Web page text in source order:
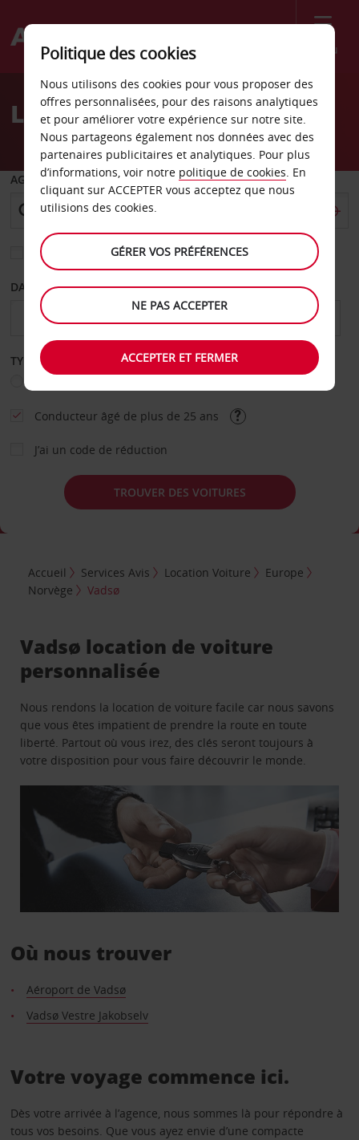
Menu
Welcome
AvisLocation de voiture Vadsø
AGENCE DE DÉPART
Sélectionnez une autre agence de retour
DATE DE DÉPART DATE DE RETOUR
TYPE DE LOCATION
Conducteur âgé de plus de 25 ans
J’ai un code de réduction
TROUVER DES VOITURES
Accueil Services Avis Location Voiture
Europe
Norvège
Vadsø
Vadsø location de voiture
personnalisée
Nous rendons la location de voiture facile car nous savons
que vous êtes impatient de prendre la route en toute
liberté. Partout où vous irez, des clés seront toujours à
votre disposition pour vous faire découvrir le monde.
Où nous trouver
Aéroport de Vadsø
Vadsø Vestre Jakobselv
Votre voyage commence ici.
Dès votre arrivée à l’agence, nous sommes là pour répondre à
tous vos besoins. Que vous ayez envie d’une compacte
Politique des cookies
Nous utilisons des cookies pour vous proposer des
offres personnalisées, pour des raisons analytiques
et pour améliorer votre expérience sur notre site.
Nous partageons également nos données avec des
partenaires publicitaires et analytiques. Pour plus
d’informations, voir notre politique de cookies. En
cliquant sur ACCEPTER vous acceptez que nous
utilisions des cookies.
GÉRER VOS PRÉFÉRENCES
NE PAS ACCEPTER
ACCEPTER ET FERMER